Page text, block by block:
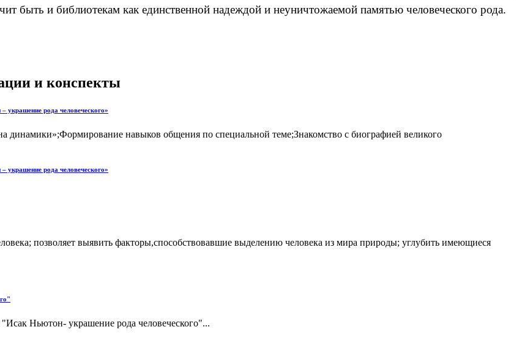
быть и библиотекам как единственной надеждой и неуничтожаемой памятью человеческого рода.
и конспекты
украшение рода человеческого»
динамики»;Формирование навыков общения по специальной теме;Знакомство с биографией великого
украшение рода человеческого»
позволяет выявить факторы,способствовавшие выделению человека из мира природы; углубить имеющиеся
Ньютон- украшение рода человеческого"...